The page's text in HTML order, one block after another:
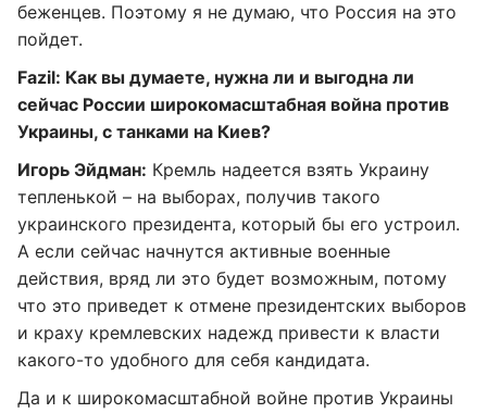
беженцев. Поэтому я не думаю, что Россия на это
пойдет.
Fazil: Как вы думаете, нужна ли и выгодна ли
сейчас России широкомасштабная война против
Украины, с танками на Киев?
Игорь Эйдман: Кремль надеется взять Украину
тепленькой – на выборах, получив такого
украинского президента, который бы его устроил.
А если сейчас начнутся активные военные
действия, вряд ли это будет возможным, потому
что это приведет к отмене президентских выборов
и краху кремлевских надежд привести к власти
какого-то удобного для себя кандидата.
Да и к широкомасштабной войне против Украины